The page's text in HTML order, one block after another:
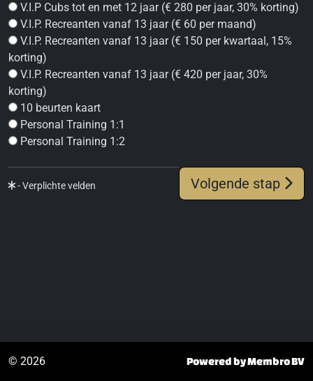
V.I.P Cubs tot en met 12 jaar (€ 280 per jaar, 30% korting)
V.I.P. Recreanten vanaf 13 jaar (€ 60 per maand)
V.I.P. Recreanten vanaf 13 jaar (€ 150 per kwartaal, 15%
korting)
V.I.P. Recreanten vanaf 13 jaar (€ 420 per jaar, 30%
korting)
10 beurten kaart
Personal Training 1:1
Personal Training 1:2
Volgende stap
- Verplichte velden
© 2026 Powered by Membro BV